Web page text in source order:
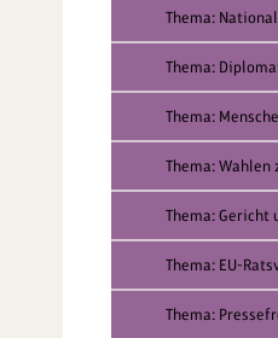
Thema:
Thema:
Thema:
Thema: Wahlen
Thema: Gericht
Thema: EU-
Thema: